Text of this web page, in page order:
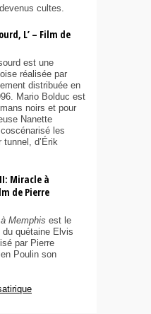
cultes.
L’ – Film de
sourd est une
réalisée par
distribuée en
Mario Bolduc est
noirs et pour
Nanette
les
tunnel, d’Érik
Miracle à
de Pierre
Memphis est le
quétaine Elvis
par Pierre
Poulin son